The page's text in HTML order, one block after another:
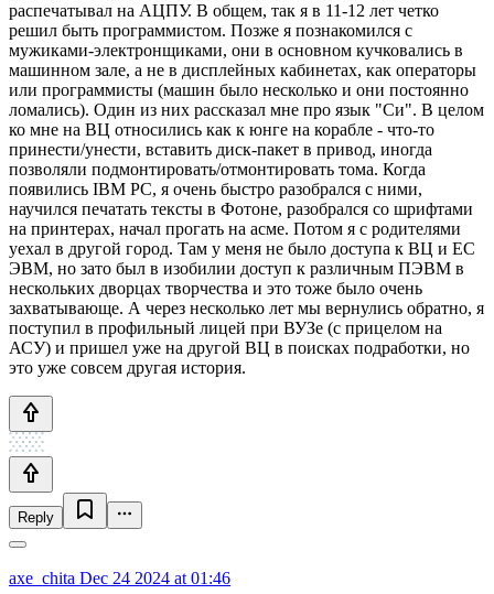
распечатывал на АЦПУ. В общем, так я в 11-12 лет четко
решил быть программистом. Позже я познакомился с
мужиками-электронщиками, они в основном кучковались в
машинном зале, а не в дисплейных кабинетах, как операторы
или программисты (машин было несколько и они постоянно
ломались). Один из них рассказал мне про язык "Си". В целом
ко мне на ВЦ относились как к юнге на корабле - что-то
принести/унести, вставить диск-пакет в привод, иногда
позволяли подмонтировать/отмонтировать тома. Когда
появились IBM PC, я очень быстро разобрался с ними,
научился печатать тексты в Фотоне, разобрался со шрифтами
на принтерах, начал прогать на асме. Потом я с родителями
уехал в другой город. Там у меня не было доступа к ВЦ и ЕС
ЭВМ, но зато был в изобилии доступ к различным ПЭВМ в
нескольких дворцах творчества и это тоже было очень
захватывающе. А через несколько лет мы вернулись обратно, я
поступил в профильный лицей при ВУЗе (с прицелом на
АСУ) и пришел уже на другой ВЦ в поисках подработки, но
это уже совсем другая история.
Reply
axe_chita Dec 24 2024 at 01:46